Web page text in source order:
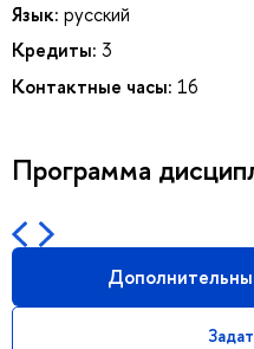
Язык: русский
Кредиты: 3
Контактные часы: 16
Программа